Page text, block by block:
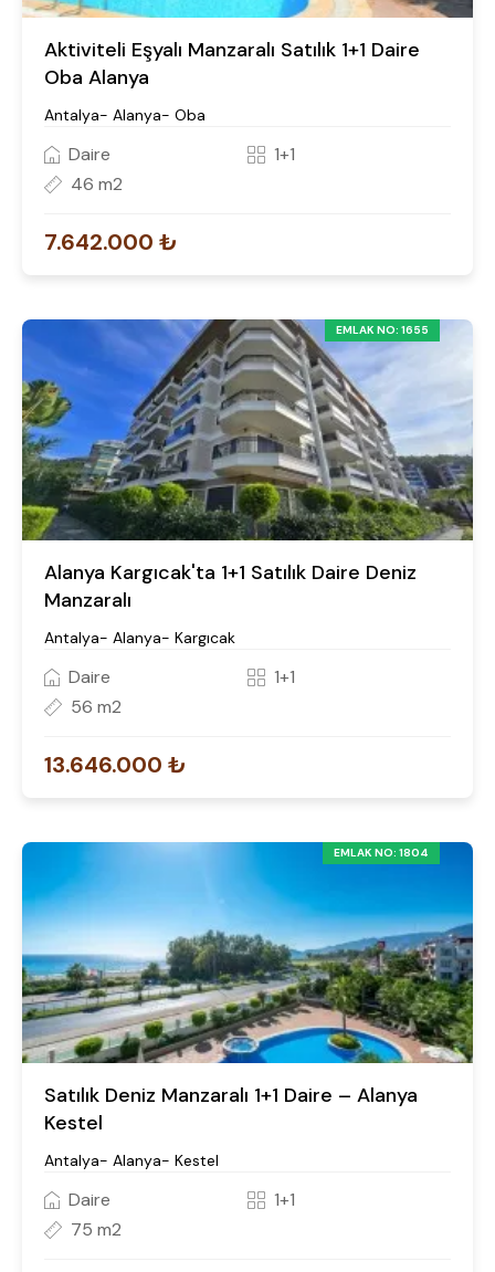
Aktiviteli Eşyalı Manzaralı Satılık 1+1 Daire
Oba Alanya
Antalya- Alanya- Oba
Daire
1+1
46 m2
7.642.000 ₺
EMLAK NO: 1655
Alanya Kargıcak'ta 1+1 Satılık Daire Deniz
Manzaralı
Antalya- Alanya- Kargıcak
Daire
1+1
56 m2
13.646.000 ₺
EMLAK NO: 1804
Satılık Deniz Manzaralı 1+1 Daire – Alanya
Kestel
Antalya- Alanya- Kestel
Daire
1+1
75 m2